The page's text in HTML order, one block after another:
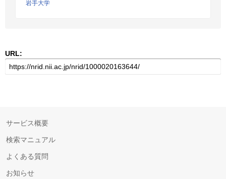
岩手大学
URL:
サービス概要
検索マニュアル
よくある質問
お知らせ